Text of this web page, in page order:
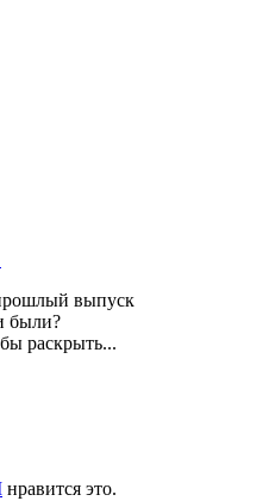
выпуск
были?
раскрыть...
нравится это.